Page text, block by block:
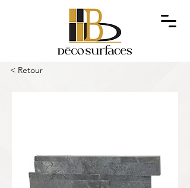
< Retour